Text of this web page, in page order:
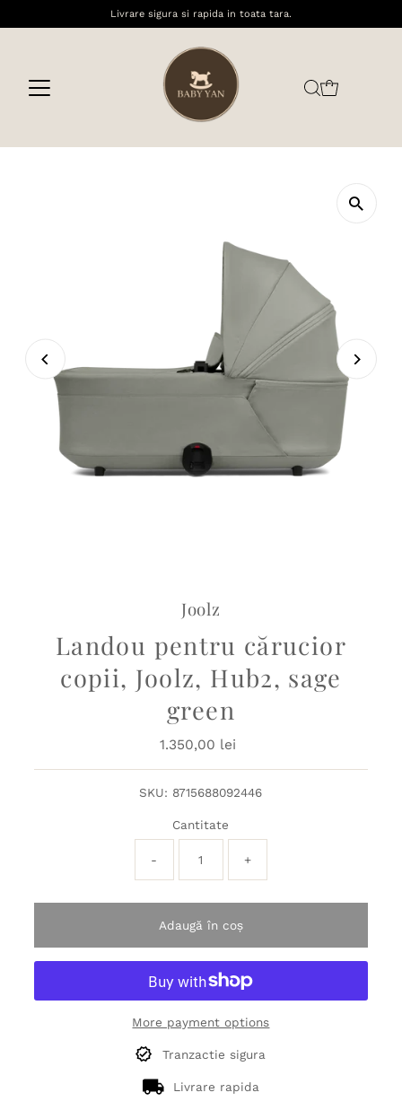
Livrare sigura si rapida in toata tara.
Joolz
Landou pentru cărucior
copii, Joolz, Hub2, sage
green
Preț
1.350,00 lei
SKU: 8715688092446
Cantitate
- +
Adaugă în coș
More payment options
Tranzactie sigura
Livrare rapida